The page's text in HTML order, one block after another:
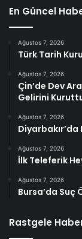
En Güncel
Ağustos 7, 2026
Türk Tarih
Ağustos 7, 2026
Çin’de Dev
Gelirini
Ağustos 7, 2026
Diyarbakır’da
Ağustos 7, 2026
İlk Teleferik
Ağustos 7, 2026
Bursa’da Suç
Rastgele